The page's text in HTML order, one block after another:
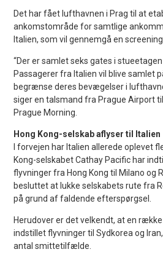
Det har fået lufthavnen i Prag til at
ankomstområde for samtlige
Italien, som vil gennemgå en
“Der er samlet seks gates i stueetagen
Passagerer fra Italien vil blive samlet
begrænse deres bevægelser i
siger en talsmand fra Prague Airport
Prague Morning.
Hong Kong-selskab aflyser til Italien
I forvejen har Italien allerede oplevet
Kong-selskabet Cathay Pacific har
flyvninger fra Hong Kong til Milano og
besluttet at lukke selskabets rute fra
på grund af faldende efterspørgsel.
Herudover er det velkendt, at en
indstillet flyvninger til Sydkorea og
antal smittetilfælde.